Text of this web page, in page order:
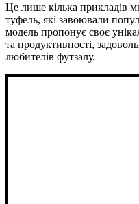
Це лише кілька прикладів
туфель, які завоювали
модель пропонує своє
та продуктивності,
любителів футзалу.